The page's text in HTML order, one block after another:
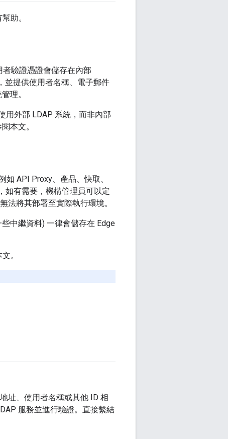
助。
驗證憑證會儲存在內部
並提供使用者名稱、電子郵件
理。
用外部 LDAP 系統，而非內部
本文。
API Proxy、產品、快取、
如有需要，機構管理員可以定
法將其部署至實際執行環境。
中繼資料) 一律會儲存在 Edge
。
址、使用者名稱或其他 ID 相
服務並進行驗證。直接繫結